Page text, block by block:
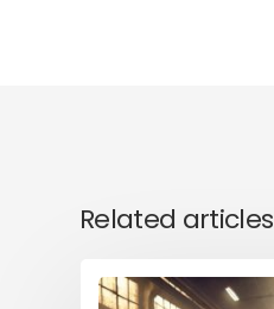
Related articles